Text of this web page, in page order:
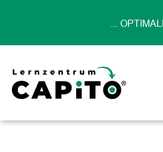
...
Startseite